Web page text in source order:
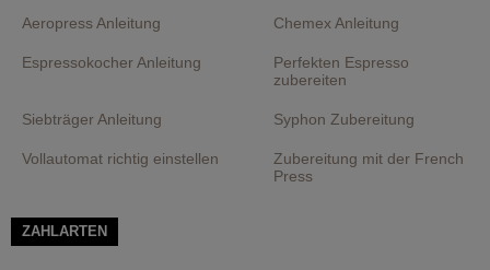
Aeropress Anleitung Chemex Anleitung
Espressokocher Anleitung
Perfekten Espresso
zubereiten
Siebträger Anleitung Syphon Zubereitung
Vollautomat richtig einstellen
Zubereitung mit der French
Press
ZAHLARTEN